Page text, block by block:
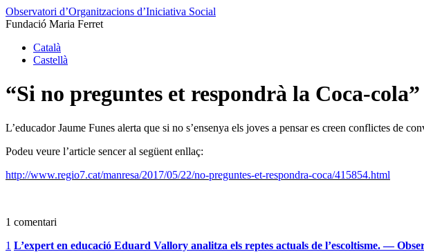
Observatori d’Organitzacions d’Iniciativa Social
Fundació Maria Ferret
Català
Castellà
“Si no preguntes et respondrà la Coca-cola”
L’educador Jaume Funes alerta que si no s’ensenya els joves a pensar es creen conflictes de
Podeu veure l’article sencer al següent enllaç:
http://www.regio7.cat/manresa/2017/05/22/no-preguntes-et-respondra-coca/415854.html
1 comentari
1 L’expert en educació Eduard Vallory analitza els reptes actuals de l’escoltisme. —